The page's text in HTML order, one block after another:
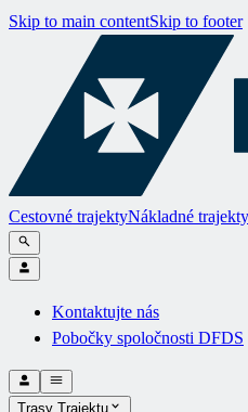
Skip to main contentSkip to footer
Cestovné trajektyNákladné
Kontaktujte nás
Pobočky spoločnosti DFDS
Trasy Trajektu